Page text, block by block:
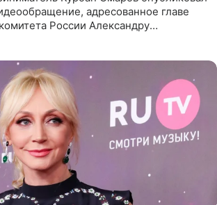
адресованное главе
России Александру